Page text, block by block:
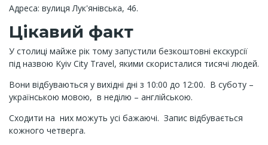
Адреса: вулиця Лук'янівська, 46.
Цікавий факт
У столиці майже рік тому запустили безкоштовні екскурсії
під назвою Kyiv City Travel, якими скористалися тисячі людей.
Вони відбуваються у вихідні дні з 10:00 до 12:00. В суботу –
українською мовою, в неділю – англійською.
Сходити на них можуть усі бажаючі. Запис відбувається
кожного четверга.